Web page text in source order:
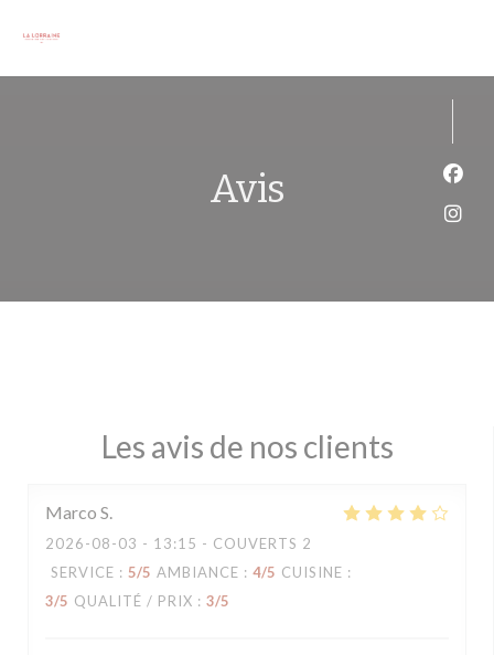
Avis
Les avis de nos clients
Marco S
2026-08-03 - 13:15 - COUVERTS 2
SERVICE : 5/5 AMBIANCE : 4/5 CUISINE :
3/5 QUALITÉ / PRIX : 3/5